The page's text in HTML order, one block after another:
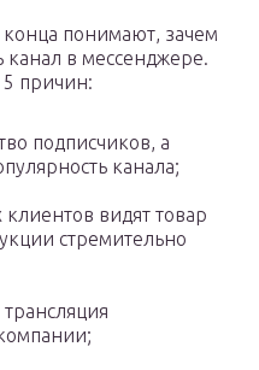
понимают, зачем
канал в мессенджере.
5 причин:
подписчиков, а
канала;
видят товар
стремительно